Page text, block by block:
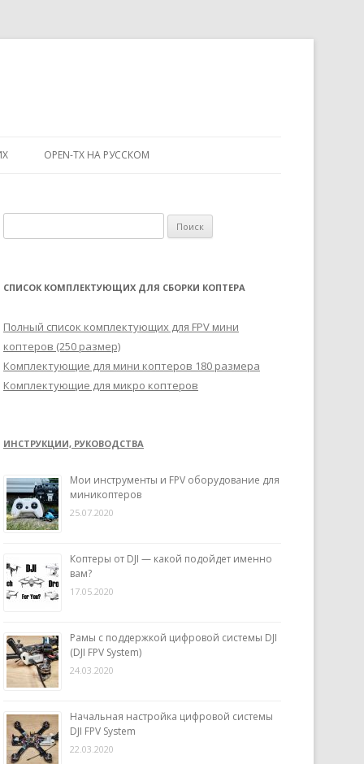
OPEN-TX НА РУССКОМ
а
т
:
СПИСОК КОМПЛЕКТУЮЩИХ ДЛЯ СБОРКИ КОПТЕРА
Полный список комплектующих для FPV мини
коптеров (250 размер)
Комплектующие для мини коптеров 180 размера
Комплектующие для микро коптеров
ИНСТРУКЦИИ, РУКОВОДСТВА
Мои инструменты и FPV оборудование для
миникоптеров
25.07.2020
Коптеры от DJI — какой подойдет именно
вам?
17.05.2020
Рамы с поддержкой цифровой системы DJI
(DJI FPV System)
24.03.2020
Начальная настройка цифровой системы
DJI FPV System
22.03.2020